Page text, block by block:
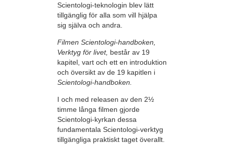
Scientologi-teknologin blev lätt
tillgänglig för alla som vill hjälpa
sig själva och andra.
Filmen Scientologi-handboken,
Verktyg för livet, består av 19
kapitel, vart och ett en introduktion
och översikt av de 19 kapitlen i
Scientologi-handboken.
I och med releasen av den 2½
timme långa filmen gjorde
Scientologi-kyrkan dessa
fundamentala Scientologi-verktyg
tillgängliga praktiskt taget överallt.